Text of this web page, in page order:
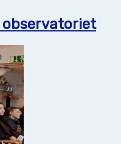
observatoriet